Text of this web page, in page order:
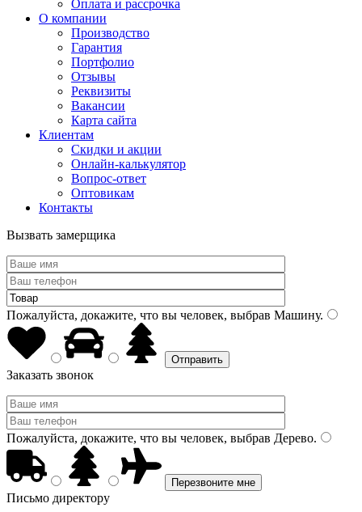
Оплата и рассрочка
О компании
Производство
Гарантия
Портфолио
Отзывы
Реквизиты
Вакансии
Карта сайта
Клиентам
Скидки и акции
Онлайн-калькулятор
Вопрос-ответ
Оптовикам
Контакты
Вызвать замерщика
Пожалуйста, докажите, что вы человек, выбрав Машину.
Заказать звонок
Пожалуйста, докажите, что вы человек, выбрав Дерево.
Письмо директору